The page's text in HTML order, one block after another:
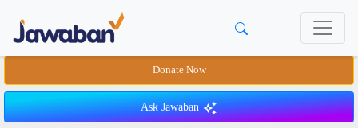
Donate Now
Ask Jawaban